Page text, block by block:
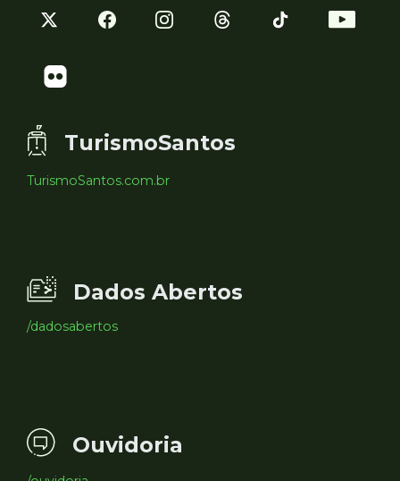
TurismoSantos
TurismoSantos.com.br
Dados Abertos
/dadosabertos
Ouvidoria